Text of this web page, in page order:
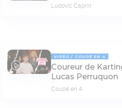
Ludovic Caprin
29:41
VIDÉO COUPÉ EN 4
Coureur de
Lucas Perruquon
Coupé en 4